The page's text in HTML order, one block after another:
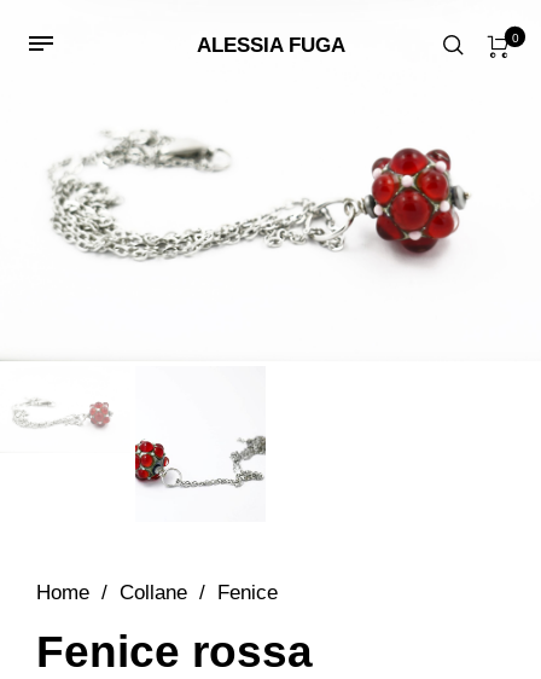
ALESSIA FUGA 0
Home / Collane / Fenice
Fenice rossa